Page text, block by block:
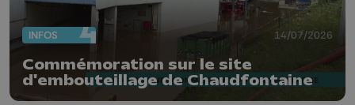
INFOS 14/07/2026
Commémoration sur le site
d'embouteillage de Chaudfontaine